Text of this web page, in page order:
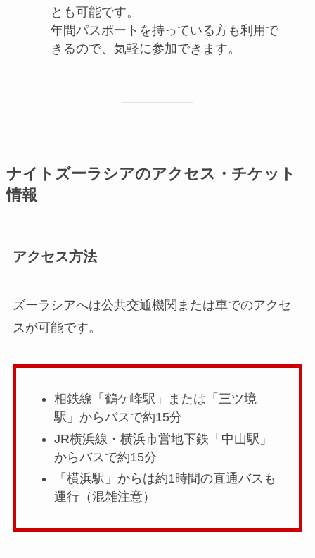
とも可能です。
年間パスポートを持っている方も利用で
きるので、気軽に参加できます。
ナイトズーラシアのアクセス・チケット
情報
アクセス方法
ズーラシアへは公共交通機関または車でのアクセ
スが可能です。
相鉄線「鶴ケ峰駅」または「三ツ境
駅」からバスで約15分
JR横浜線・横浜市営地下鉄「中山駅」
からバスで約15分
「横浜駅」からは約1時間の直通バスも
運行（混雑注意）